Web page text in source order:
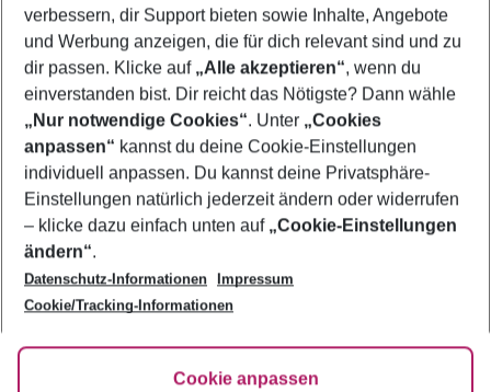
Last Minute Costa del Azahar
Urlaub Costa del Azahar
Footer
Footer navigation
Über uns
AGB
Bestpreisgarantie
Cookie-Einstellungen ändern
Cookie-Richtlinie
Agenturbetreuung
Barrierefreies Reisen
HanseMerkur Reiseversicherung
Folge uns
verbessern, dir Support bieten sowie Inhalte, Angebote
und Werbung anzeigen, die für dich relevant sind und zu
dir passen. Klicke auf „Alle akzeptieren“, wenn du
einverstanden bist. Dir reicht das Nötigste? Dann wähle
„Nur notwendige Cookies“. Unter „Cookies
anpassen“ kannst du deine Cookie-Einstellungen
individuell anpassen. Du kannst deine Privatsphäre-
Einstellungen natürlich jederzeit ändern oder widerrufen
– klicke dazu einfach unten auf „Cookie-Einstellungen
ändern“.
Datenschutz-Informationen
Impressum
Cookie/Tracking-Informationen
Cookie anpassen